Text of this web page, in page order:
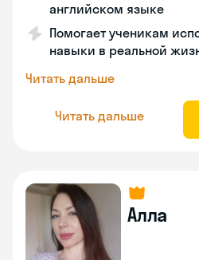
английском языке
Помогает ученикам
навыки в реальной
Читать дальше
Читать дальше
Алла